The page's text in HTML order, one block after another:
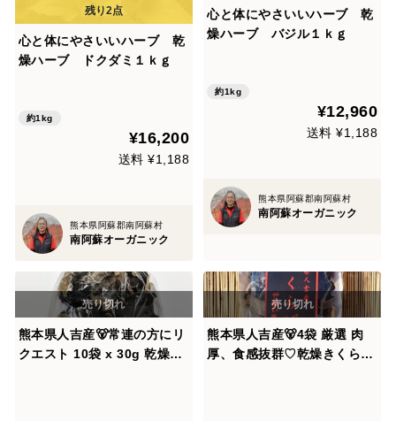
心と体にやさいいハーブ 乾
燥ハーブ ドクダミ１ｋｇ
約1kg
¥16,200
送料 ¥1,188
熊本県阿蘇郡南阿蘇村
南阿蘇オーガニック
心と体にやさいいハーブ 乾
燥ハーブ バジル１ｋｇ
約1kg
¥12,960
送料 ¥1,188
熊本県阿蘇郡南阿蘇村
南阿蘇オーガニック
熊本県人吉産🐻常連の方にリ
クエスト 10袋 x 30g 乾燥き
熊本県人吉産🐻4袋 厳選 肉
厚、食感抜群♡乾燥きくらげ